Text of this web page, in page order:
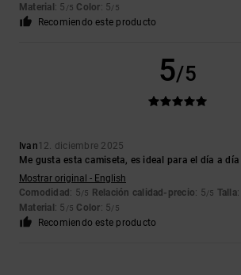
Material : 5 /5 Color: 5/5
Recomiendo este producto
5/5
Ivan12. diciembre 2025
Me gusta esta camiseta, es ideal para el día a día
Mostrar original - English
Comodidad : 5/5 Relación calidad-precio: 5/5 Talla
Material : 5 /5 Color: 5/5
Recomiendo este producto